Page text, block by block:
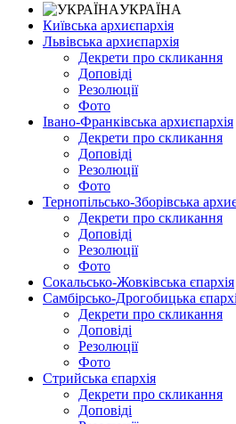
УКРАЇНА
Київська архиєпархія
Львівська архиєпархія
Декрети про скликання
Доповіді
Резолюції
Фото
Івано-Франківська архиєпархія
Декрети про скликання
Доповіді
Резолюції
Фото
Тернопільсько-Зборівська
Декрети про скликання
Доповіді
Резолюції
Фото
Сокальсько-Жовківська єпархія
Самбірсько-Дрогобицька
Декрети про скликання
Доповіді
Резолюції
Фото
Стрийська єпархія
Декрети про скликання
Доповіді